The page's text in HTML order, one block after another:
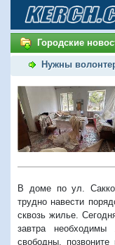
Городские
Нужны
В доме по ул. Сакко
трудно навести
сквозь жилье.
завтра
свободны,